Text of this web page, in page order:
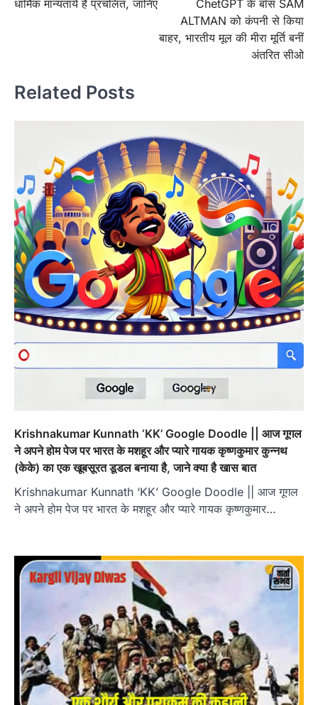
धार्मिक मान्यतायें हैं प्रचलित, जानिए
ChetGPT के बॉस SAM
ALTMAN को कंपनी से किया
बाहर, भारतीय मूल की मीरा मूर्ति बनीं
अंतरित सीओ
Related Posts
Krishnakumar Kunnath ‘KK’ Google Doodle || आज गूगल
ने अपने होम पेज पर भारत के मशहूर और प्यारे गायक कृष्णकुमार कुन्नथ
(केके) का एक खूबसूरत डूडल बनाया है, जाने क्या है खास बात
Krishnakumar Kunnath ‘KK’ Google Doodle || आज गूगल
ने अपने होम पेज पर भारत के मशहूर और प्यारे गायक कृष्णकुमार…